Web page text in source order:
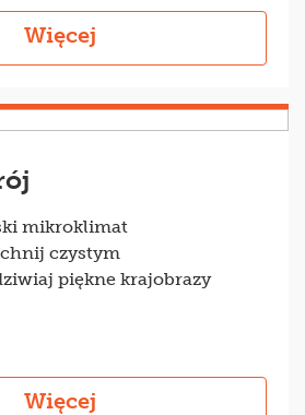
Więcej
mikroklimat
czystym
piękne krajobrazy
Więcej